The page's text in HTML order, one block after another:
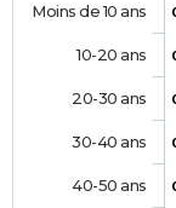
Moins de 10 ans
10-20 ans
20-30 ans
30-40 ans
40-50 ans